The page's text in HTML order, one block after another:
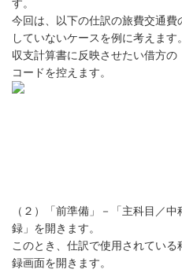
す。
今回は、以下の仕訳の旅費交通
していないケースを例に考えます。
収支計算書に反映させたい借方
コードを控えます。
（２）「前準備」－「主科目／
録」を開きます。
このとき、仕訳で使用されている
録画面を開きます。